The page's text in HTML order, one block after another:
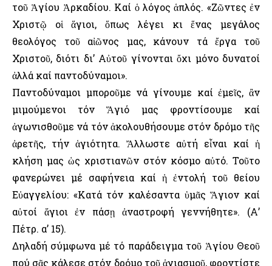
τοῦ Ἁγίου Ἀρκαδίου. Καί ὁ λόγος ἁπλός. «Ζῶντες ἐν
Χριστῷ οἱ ἅγιοι, ὅπως λέγει κι ἕνας μεγάλος
θεολόγος τοῦ αἰῶνος μας, κάνουν τά ἔργα τοῦ
Χριστοῦ, διότι δι’ Αὐτοῦ γίνονται ὄχι μόνο δυνατοί
ἀλλά καί παντοδύναμοι».
Παντοδύναμοι μποροῦμε νά γίνουμε καί ἐμεῖς, ἂν
μιμούμενοι τόν Ἅγιό μας φροντίσουμε καί
ἀγωνισθοῦμε νά τόν ἀκολουθήσουμε στόν δρόμο τῆς
ἀρετῆς, τήν ἁγιότητα. Ἄλλωστε αὐτή εἶναι καί ἡ
κλήση μας ὡς χριστιανῶν στόν κόσμο αὐτό. Τοῦτο
φανερώνει μέ σαφήνεια καί ἡ ἐντολή τοῦ θείου
Εὐαγγελίου: «Κατά τόν καλέσαντα ὑμᾶς Ἅγιον καί
αὐτοί ἅγιοι ἐν πάσῃ ἀναστροφή γεννήθητε». (Α’
Πέτρ. α’ 15).
Δηλαδή σύμφωνα μέ τό παράδειγμα τοῦ Ἁγίου Θεοῦ
πού σᾶς κάλεσε στόν δρόμο τοῦ ἁγιασμοῦ, φροντίστε